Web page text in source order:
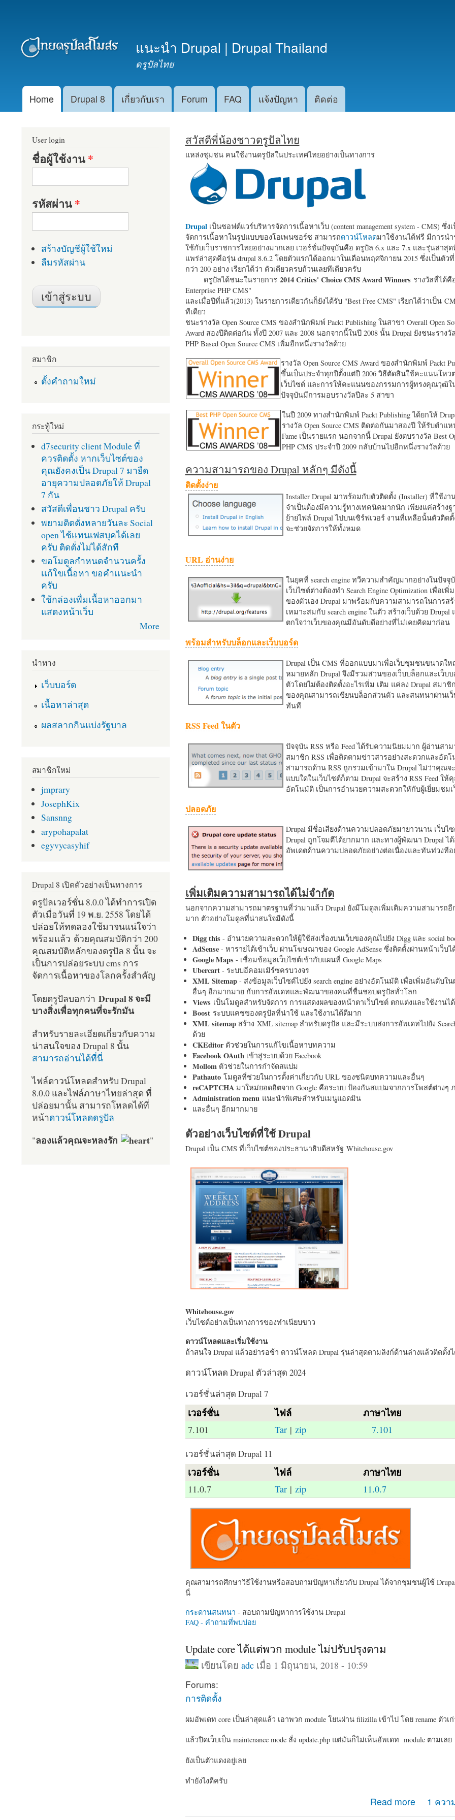
หลัก
แนะนำ Drupal | Drupal Thailand
ดรูปัลไทย
Main menu
Home Drupal 8 เกี่ยวกับเรา Forum FAQ แจ้งปัญหา ติดต่อ
สวัสดีพี่น้องชาวดรูปัลไทย
แหล่งชุมชน คนใช้งานดรูปัลในประเทศไทยอย่างเป็นทางการ
Drupalเป็นซอฟต์แวร์บริหารจัดการเนื้อหาเว็บ (content management system - CMS) ซึ่ง
จัดการเนื้อหาในรูปแบบของโอเพนซอร์ซ สามารถดาวน์โหลดมาใช้งานได้ฟรี มีการน
ใช้กับเว็บราชการไทยอย่างมากเลย เวอร์ชั่นปัจจุบันคือ ดรูปัล 6.x และ 7.x และรุ่นล่าสุด
แพร่ล่าสุดคือรุ่น drupal 8.6.2 โดยตัวแรกได้ออกมาในเดือนพฤศจิกายน 2015 ซึ่งเป็นตั
กว่า 200 อย่าง เรียกได้ว่า ตัวเดียวครบถ้วนเลยทีเดียวครับ
ดรูปัลได้ชนะในรายการ 2014 Critics' Choice CMS Award Winners รางวัลที่ได้คื
Enterprise PHP CMS"
และเมื่อปีที่แล้ว(2013) ในรายการเดียวกันก็ยังได้รับ "Best Free CMS" เรียกได้ว่าเป็น
ทีเดียว
ชนะรางวัล Open Source CMS ของสำนักพิมพ์ Packt Publishing ในสาขา Overall Open
Award สองปีติดต่อกัน ทั้งปี 2007 และ 2008 นอกจากนี้ในปี 2008 นั้น Drupal ยังชนะรางวั
PHP Based Open Source CMS เพิ่มอีกหนึ่งรางวัลด้วย
รางวัล Open Source CMS Award ของสำนักพิมพ์ Packt
ขึ้นเป็นประจำทุกปีตั้งแต่ปี 2006 วิธีตัดสินใช้คะแนนโหว
เว็บไซต์ และการให้คะแนนของกรรมการผู้ทรงคุณวุฒิใ
ปัจจุบันมีการมอบรางวัลปีละ 5 สาขา
ในปี 2009 ทางสำนักพิมพ์ Packt Publishing ได้ยกให้
รางวัล Open Source CMS ติดต่อกันมาสองปี ให้รับตำแ
Fame เป็นรายแรก นอกจากนี้ Drupal ยังตบรางวัล Best
PHP CMS ประจำปี 2009 กลับบ้านไปอีกหนึ่งรางวัลด้วย
ความสามารถของ Drupal หลักๆ มีดังนี้
ติดตั้งง่าย
Installer Drupal มาพร้อมกับตัวติดตั้ง (Installer) ที่ใช้งา
จำเป็นต้องมีความรู้ทางเทคนิคมากนัก เพียงแค่สร้าง
ย้ายไฟล์ Drupal ไปบนเซิร์ฟเวอร์ งานที่เหลือนั้นตัวติดตั้
จะช่วยจัดการให้ทั้งหมด
URL อ่านง่าย
ในยุคที่ search engine ทวีความสำคัญมากอย่างในปัจจุ
เว็บไซต์ต่างต้องทำ Search Engine Optimization เพื่อเ
ของตัวเอง Drupal มาพร้อมกับความสามารถในการสร้
เหมาะสมกับ search engine ในตัว สร้างเว็บด้วย
ตกใจว่าเว็บของคุณมีอันดับดีอย่างที่ไม่เคยคิดมาก่อน
พร้อมสำหรับบล็อกและเว็บบอร์ด
Drupal เป็น CMS ที่ออกแบบมาเพื่อเว็บชุมชนขนาดให
หมายหลัก Drupal จึงมีรวมส่วนของเว็บบล็อกและเว็บ
ตัวโดยไม่ต้องติดตั้งอะไรเพิ่ม เติม แค่ลง Drupal สมาชิ
ของคุณสามารถเขียนบล็อกส่วนตัว และสนทนาผ่านเว็
ทันที
RSS Feed ในตัว
ปัจจุบัน RSS หรือ Feed ได้รับความนิยมมาก ผู้อ่านสา
สมาชิก RSS เพื่อติดตามข่าวสารอย่างสะดวกและอัต
สามารถด้าน RSS ถูกรวมเข้ามาใน Drupal ไม่ว่าคุณจ
แบบใดในเว็บไซต์ก็ตาม Drupal จะสร้าง RSS Feed ให้
อัตโนมัติ เป็นการอำนวยความสะดวกใหักับผู้เยี่ยมชม
ปลอดภัย
Drupal มีชื่อเสียงด้านความปลอดภัยมายาวนาน เว็บไ
Drupal ถูกโจมตีได้ยากมาก และทางผู้พัฒนา Drupal ไ
อัพเดตด้านความปลอดภัยอย่างต่อเนื่องและทันท่วงทีอ
เพิ่มเติมความสามารถได้ไม่จำกัด
นอกจากความสามารถมาตรฐานที่ว่ามาแล้ว Drupal ยังมีโมดูลเพิ่มเติมความสามารถอี
มาก ตัวอย่างโมดูลที่น่าสนใจมีดังนี้
Digg this- อำนวยความสะดวกให้ผู้ใช้ส่งเรื่องบนเว็บของคุณไปยัง Digg และ social
AdSense- หารายได้เข้าเว็บ ผ่านโฆษณาของ Google AdSense ซึ่งติดตั้งผ่านหน้าเว็บไ
Google Maps- เชื่อมข้อมูลเว็บไซต์เข้ากับแผนที่ Google Maps
Ubercart- ระบบอีคอมเมิร์ซครบวงจร
XML Sitemap- ส่งข้อมูลเว็บไซต์ไปยัง search engine อย่างอัตโนมัติ เพื่อเพิ่มอันดับใ
อื่นๆ อีกมากมาย กับการอัพเดทและพัฒนาของคนที่ชื่นชอบดรูปัลทั่วโลก
Views เป็นโมดูลสำหรับจัดการ การแสดงผลของหน้าตาเว็บไซต์ ตกแต่งและใช้งานไ
Boost ระบบแคชของดรูปัลที่น่าใช้ และใช้งานได้ดีมาก
XML sitemapสร้าง XML sitemap สำหรับดรูปัล และมีระบบส่งการอัพเดทไปยัง
ด้วย
CKEditorตัวช่วยในการแก้ไขเนื้อหาบทความ
Facebook OAuth เข้าสู่ระบบด้วย Facebook
Mollom ตัวช่วยในการกำจัดสแปม
Pathautoโมดูลที่ช่วยในการตั้งค่าเกี่ยวกับ URL ของชนิดบทความและอื่นๆ
reCAPTCHA มาใหม่ยอดฮิตจาก Google คือระบบ ป้องกันสแปมจากการโพสต์ต่างๆ
Administration menu แนะนำพิเศษสำหรับเมนูแอดมิน
และอื่นๆ อีกมากมาย
ตัวอย่างเว็บไซต์ที่ใช้ Drupal
Drupal เป็น CMS ที่เว็บไซต์ของประธานาธิบดีสหรัฐ Whitehouse.gov
Whitehouse.gov
เว็บไซต์อย่างเป็นทางการของทำเนียบขาว
ดาวน์โหลดและเริ่มใช้งาน
ถ้าสนใจ Drupal แล้วอย่ารอช้า ดาวน์โหลด Drupal รุ่นล่าสุดตามลิงก์ด้านล่างแล้วติดตั้ง
ดาวน์โหลด Drupal ตัวล่าสุด 2024
เวอร์ชั่นล่าสุด Drupal 7
เวอร์ชั่น ไฟล์ ภาษาไทย
7.101 Tar| zip 7.101
เวอร์ชั่นล่าสุด Drupal 11
เวอร์ชั่น ไฟล์ ภาษาไทย
11.0.7 Tar| zip 11.0.7
คุณสามารถศึกษาวิธีใช้งานหรือสอบถามปัญหาเกี่ยวกับ Drupal ได้จากชุมชนผู้ใช้
นี่
กระดานสนทนา - สอบถามปัญหาการใช้งาน Drupal
FAQ - คำถามที่พบบ่อย
Update core ได้แต่พวก module ไม่ปรับปรุงตาม
เขียนโดยadc เมื่อ 1 มิถุนายน, 2018 - 10:59
Forums:
การติดตั้ง
ผมอัพเดท core เป็นล่าสุดแล้ว เอาพวก module โยนผ่าน filizilla เข้าไป โดย rename ตัวเ
แล้วปิดเว็บเป็น maintenance mode สั่ง update.php แต่มันก็ไม่เห็นอัพเดท module ตามเลย
ยังเป็นตัวแดงอยู่เลย
ทำยังไงดีครับ
Read more
about Update core ได้แต่พวก module ไม่ปรับปรุงตาม 1 ควา
User login
ชื่อผู้ใช้งาน*
รหัสผ่าน*
สร้างบัญชีผู้ใช้ใหม่
ลืมรหัสผ่าน
สมาชิก
ตั้งคำถามใหม่
กระทู้ใหม่
d7security client Module ที่
ควรติดตั้ง หากเว็บไซต์ของ
คุณยังคงเป็น Drupal 7 มายืด
อายุความปลอดภัยให้ Drupal
7 กัน
สวัสดีเพื่อนชาว Drupal ครับ
พยามติดตั่งหลายวันละ Social
open ไช้เเทนเฟสบุคได้เลย
ครับ ติดตั่งไม่ได้สักที
ขอโมดูลกำหนดจำนวนครั้ง
เเก้ใขเนื้อหา ขอคำเเนะนำ
ครับ
ใช้กล่องเพื่มเนื้อหาออกมา
แสดงหน้าเว็บ
More
นำทาง
เว็บบอร์ด
เนื้อหาล่าสุด
ผลสลากกินแบ่งรัฐบาล
สมาชิกใหม่
jmprary
JosephKix
Sansnng
arypohapalat
egyvycasyhif
Drupal 8 เปิดตัวอย่างเป็นทางการ
ดรูปัลเวอร์ชั่น 8.0.0 ได้ทำการเปิด
ตัวเมื่อวันที่ 19 พ.ย. 2558 โดยได้
ปล่อยให้ทดลองใช้มาจนแน่ใจว่า
พร้อมแล้ว ด้วยคุณสมบัติกว่า 200
คุณสมบัติหลักของดรูปัล 8 นั้น จะ
เป็นการปล่อยระบบ cms การ
จัดการเนื้อหาของโลกครั้งสำคัญ
โดยดรูปัลบอกว่า Drupal 8 จะมี
บางสิ่งเพื่อทุกคนที่จะรักมัน
สำหรับรายละเอียดเกี่ยวกับความ
น่าสนใจของ Drupal 8 นั้น
สามารถอ่านได้ที่นี่
ไฟล์ดาวน์โหลดสำหรับ Drupal
8.0.0 และไฟล์ภาษาไทยล่าสุด ที่
ปล่อยมานั้น สามารถโหลดได้ที่
หน้าดาวน์โหลดดรูปัล
"ลองแล้วคุณจะหลงรัก "